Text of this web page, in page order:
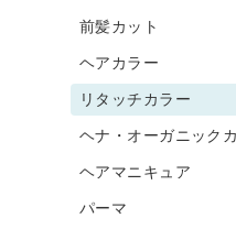
前髪カット
ヘアカラー
リタッチカラー
ヘナ・オーガニック
ヘアマニキュア
パーマ